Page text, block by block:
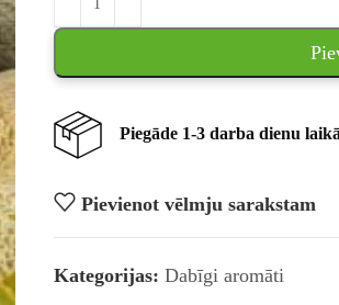
Piegāde 1-3 darba dienu laikā
Pievienot vēlmju sarakstam
Kategorijas: Dabīgi aromāti